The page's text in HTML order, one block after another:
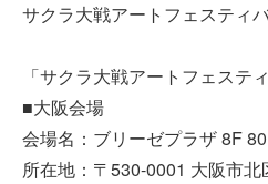
サクラ大戦アートフェスティ
「サクラ大戦アートフェステ
■大阪会場
会場名：ブリーゼプラザ 8F
所在地：〒530-0001 大阪市